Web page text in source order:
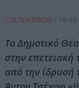
CULTURENOW / 18-
Το Δημοτικό
στην επετειακή
από την ίδρυσή